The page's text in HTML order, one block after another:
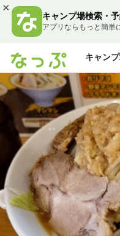
×
キャンプ場検索・
アプリならもっと簡単
キャン